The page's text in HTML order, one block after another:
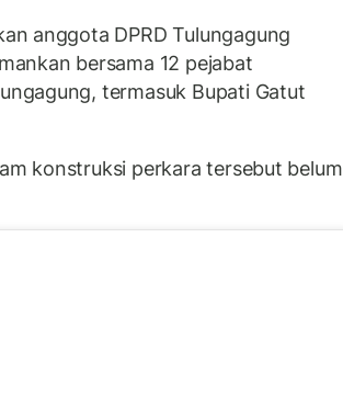
anggota DPRD Tulungagung
bersama 12 pejabat
termasuk Bupati Gatut
konstruksi perkara tersebut belum